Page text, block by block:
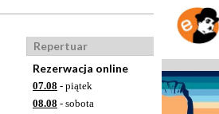
Repertuar
Rezerwacja online
07.08 - piątek
08.08 - sobota